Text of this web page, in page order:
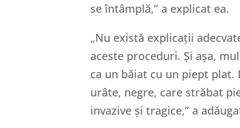
se întâmplă,” a explicat ea.
„Nu există explicații
aceste proceduri. Și așa,
ca un băiat cu un piept
urâte, negre, care străbat
invazive și tragice,” a